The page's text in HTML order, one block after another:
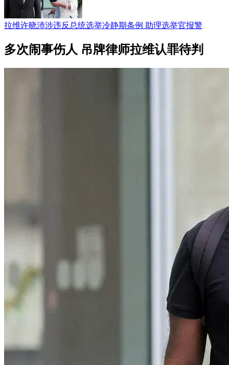
拉维许晓沛涉违反总统选举冷静期条例 助理选举官报警
多次闹事伤人 吊牌律师拉维认罪待判